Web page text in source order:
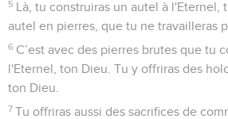
5 Là, tu construiras un autel à l'Eternel,
autel en pierres, que tu ne travailleras
6 C’est avec des pierres brutes que tu
l'Eternel, ton Dieu. Tu y offriras des
ton Dieu.
7 Tu offriras aussi des sacrifices de